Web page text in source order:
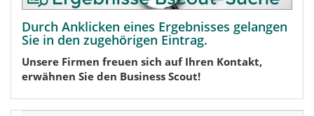
Durch Anklicken eines Ergebnisses gelangen
Sie in den zugehörigen Eintrag.
Unsere Firmen freuen sich auf Ihren Kontakt,
erwähnen Sie den Business Scout!